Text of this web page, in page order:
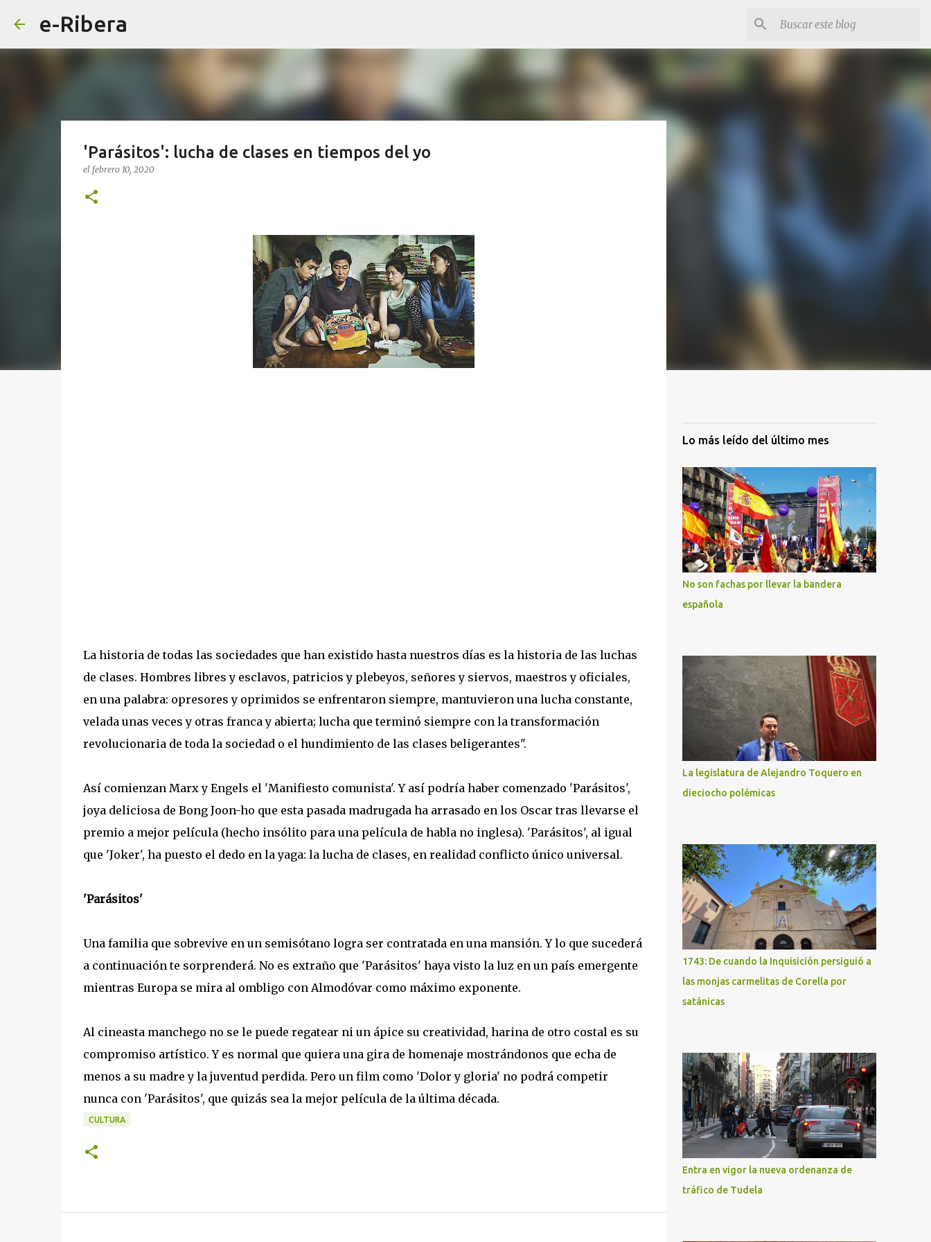
e-Ribera
'Parásitos': lucha de clases en tiempos del yo
el febrero 10, 2020
La historia de todas las sociedades que han existido hasta nuestros días es la historia de las luchas
de clases. Hombres libres y esclavos, patricios y plebeyos, señores y siervos, maestros y oficiales,
en una palabra: opresores y oprimidos se enfrentaron siempre, mantuvieron una lucha constante,
velada unas veces y otras franca y abierta; lucha que terminó siempre con la transformación
revolucionaria de toda la sociedad o el hundimiento de las clases beligerantes".
Así comienzan Marx y Engels el 'Manifiesto comunista'. Y así podría haber comenzado 'Parásitos',
joya deliciosa de Bong Joon-ho que esta pasada madrugada ha arrasado en los Oscar tras llevarse el
premio a mejor película (hecho insólito para una película de habla no inglesa). 'Parásitos', al igual
que 'Joker', ha puesto el dedo en la yaga: la lucha de clases, en realidad conflicto único universal.
'Parásitos'
Una familia que sobrevive en un semisótano logra ser contratada en una mansión. Y lo que sucederá
a continuación te sorprenderá. No es extraño que 'Parásitos' haya visto la luz en un país emergente
mientras Europa se mira al ombligo con Almodóvar como máximo exponente.
Al cineasta manchego no se le puede regatear ni un ápice su creatividad, harina de otro costal es su
compromiso artístico. Y es normal que quiera una gira de homenaje mostrándonos que echa de
menos a su madre y la juventud perdida. Pero un film como 'Dolor y gloria' no podrá competir
nunca con 'Parásitos', que quizás sea la mejor película de la última década.
CULTURA
Lo más leído del último mes
No son fachas por llevar la bandera
española
La legislatura de Alejandro Toquero en
dieciocho polémicas
1743: De cuando la Inquisición persiguió a
las monjas carmelitas de Corella por
satánicas
Entra en vigor la nueva ordenanza de
tráfico de Tudela